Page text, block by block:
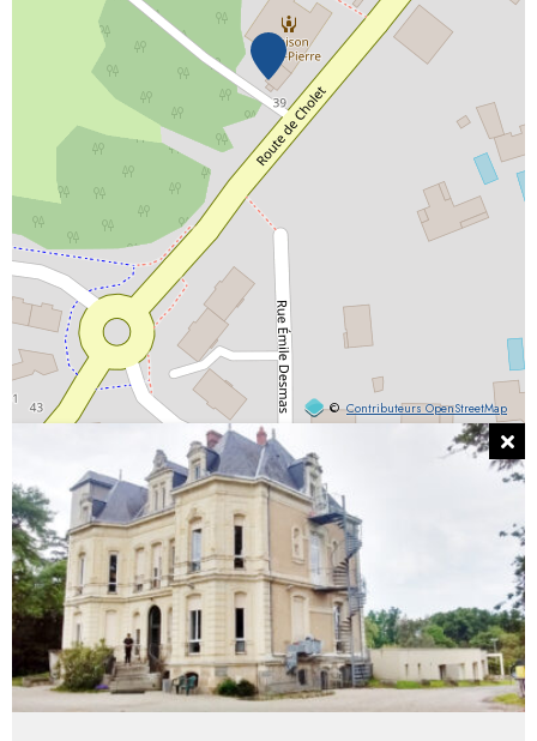
© Contributeurs OpenStreetMap